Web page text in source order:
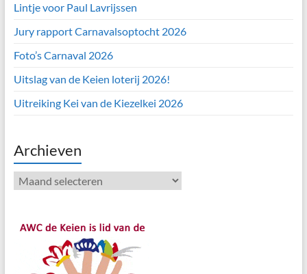
Lintje voor Paul Lavrijssen
Jury rapport Carnavalsoptocht 2026
Foto’s Carnaval 2026
Uitslag van de Keien loterij 2026!
Uitreiking Kei van de Kiezelkei 2026
Archieven
Archieven